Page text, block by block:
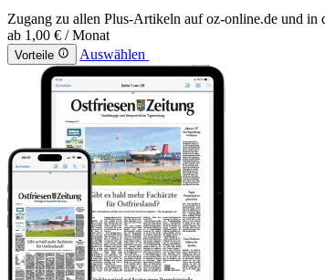
Zugang zu allen Plus-Artikeln auf oz-online.de und in
ab 1,00 € / Monat
Vorteile Auswählen